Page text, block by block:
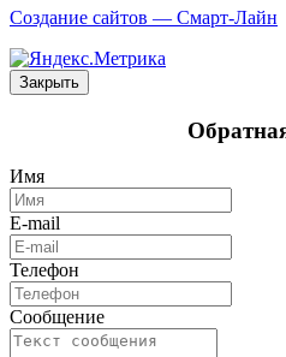
Создание сайтов — Смарт-Лайн
Закрыть
Имя
E-mail
Телефон
Сообщение